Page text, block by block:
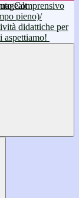
Comprensivo
pieno)/
didattiche per
aspettiamo!